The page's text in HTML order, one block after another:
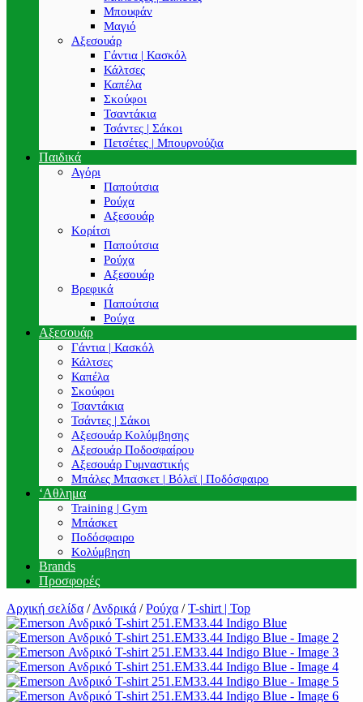
Μπουφάν
Μαγιό
Αξεσουάρ
Γάντια | Κασκόλ
Κάλτσες
Καπέλα
Σκούφοι
Τσαντάκια
Τσάντες | Σάκοι
Πετσέτες | Μπουρνούζια
Παιδικά
Αγόρι
Παπούτσια
Ρούχα
Αξεσουάρ
Κορίτσι
Παπούτσια
Ρούχα
Αξεσουάρ
Βρεφικά
Παπούτσια
Ρούχα
Αξεσουάρ
Γάντια | Κασκόλ
Κάλτσες
Καπέλα
Σκούφοι
Τσαντάκια
Τσάντες | Σάκοι
Αξεσουάρ Κολύμβησης
Αξεσουάρ Ποδοσφαίρου
Αξεσουάρ Γυμναστικής
Μπάλες Μπασκετ | Βόλεϊ | Ποδόσφαιρο
‘Αθλημα
Training | Gym
Μπάσκετ
Ποδόσφαιρο
Κολύμβηση
Brands
Προσφορές
Αρχική σελίδα /Ανδρικά / Ρούχα / T-shirt | Top